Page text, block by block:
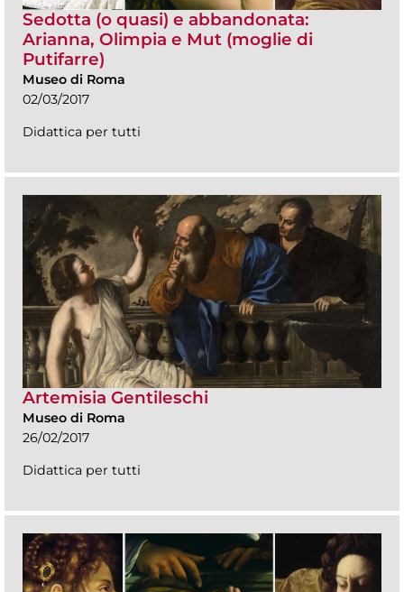
Sedotta (o quasi) e abbandonata:
Arianna, Olimpia e Mut (moglie di
Putifarre)
Museo di Roma
02/03/2017
Didattica per tutti
Artemisia Gentileschi
Museo di Roma
26/02/2017
Didattica per tutti